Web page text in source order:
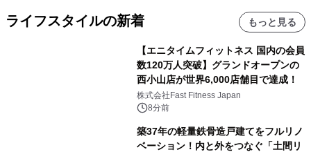
ライフスタイルの新着 もっと見る
【エニタイムフィットネス 国内の会員
数120万人突破】グランドオープンの
西小山店が世界6,000店舗目で達成！
株式会社Fast Fitness Japan
8分前
築37年の軽量鉄骨造戸建てをフルリノ
ベーション！内と外をつなぐ「土間リ